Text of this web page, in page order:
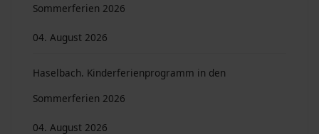
Sommerferien 2026
04. August 2026
Haselbach. Kinderferienprogramm in den
Sommerferien 2026
04. August 2026